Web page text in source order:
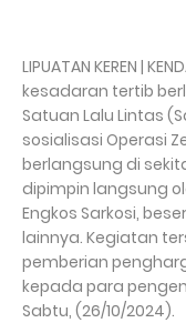
LIPUATAN KEREN |
kesadaran tertib
Satuan Lalu Lintas
sosialisasi Operasi
berlangsung di
dipimpin langsung
Engkos Sarkosi,
lainnya. Kegiatan
pemberian
kepada para
Sabtu, (26/10/2024).